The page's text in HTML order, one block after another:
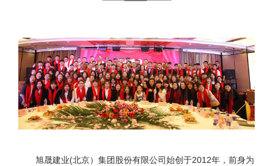
旭晟建业(北京）集团股份有限公司始创于2012年，前身为